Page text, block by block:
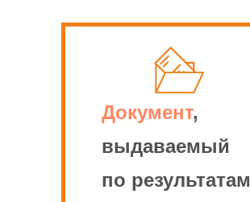
Документ,
выдаваемый
по результатам